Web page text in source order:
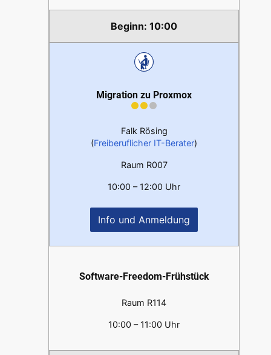
10:00
Migration zu Proxmox
Falk Rösing
(Freiberuflicher IT-Berater)
Raum R007
10:00 – 12:00 Uhr
Info und Anmeldung
Software-Freedom-Frühstück
Raum R114
10:00 – 11:00 Uhr